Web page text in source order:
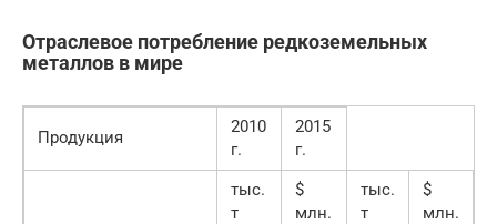
Отраслевое потребление редкоземельных
металлов в мире
Продукция
2010
г.
2015
г.
тыс.
т
$
млн.
тыс.
т
$
млн.